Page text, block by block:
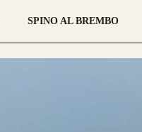
SPINO AL BREMBO